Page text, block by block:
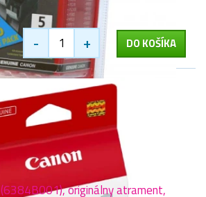
- + DO KOŠÍKA
originálny atrament,